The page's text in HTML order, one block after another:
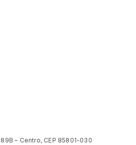
– Centro, CEP 85801-030